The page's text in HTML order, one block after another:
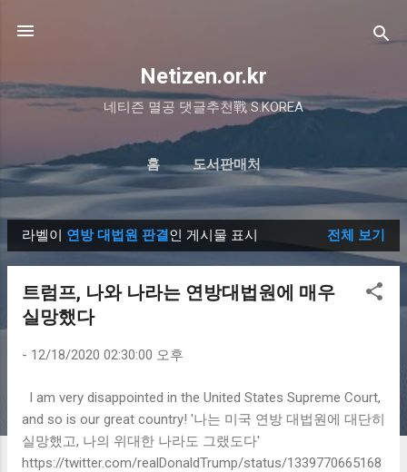
Netizen.or.kr
네티즌 멸공 댓글추천戰 S.KOREA
홈 도서판매처
글
라벨이 연방 대법원 판결인 게시물 표시 전체 보기
트럼프, 나와 나라는 연방대법원에 매우
실망했다
- 12/18/2020 02:30:00 오후
I am very disappointed in the United States Supreme Court,
and so is our great country! '나는 미국 연방 대법원에 대단히
실망했고, 나의 위대한 나라도 그랬도다'
https://twitter.com/realDonaldTrump/status/1339770665168